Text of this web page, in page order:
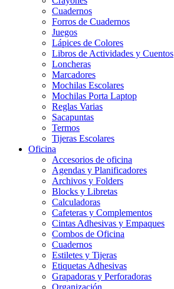
Cuadernos
Forros de Cuadernos
Juegos
Lápices de Colores
Libros de Actividades y Cuentos
Loncheras
Marcadores
Mochilas Escolares
Mochilas Porta Laptop
Reglas Varias
Sacapuntas
Termos
Tijeras Escolares
Oficina
Accesorios de oficina
Agendas y Planificadores
Archivos y Folders
Blocks y Libretas
Calculadoras
Cafeteras y Complementos
Cintas Adhesivas y Empaques
Combos de Oficina
Cuadernos
Estiletes y Tijeras
Etiquetas Adhesivas
Grapadoras y Perforadoras
Organización